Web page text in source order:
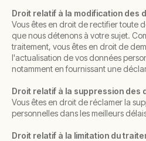
Droit relatif à la modification des
Vous êtes en droit de rectifier toute
que nous détenons à votre sujet.
traitement, vous êtes en droit de
l'actualisation de vos données
notamment en fournissant une
Droit relatif à la suppression des
Vous êtes en droit de réclamer la
personnelles dans les meilleurs
Droit relatif à la limitation du